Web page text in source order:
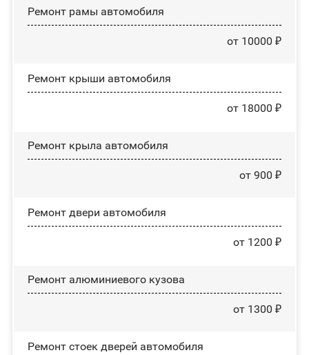
Ремонт рамы автомобиля
от 10000 ₽
Ремонт крыши автомобиля
от 18000 ₽
Ремонт крыла автомобиля
от 900 ₽
Ремонт двери автомобиля
от 1200 ₽
Ремонт алюминиевого кузова
от 1300 ₽
Ремонт стоек дверей автомобиля